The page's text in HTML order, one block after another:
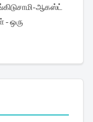
ஆகஸ்ட்
- ஒரு